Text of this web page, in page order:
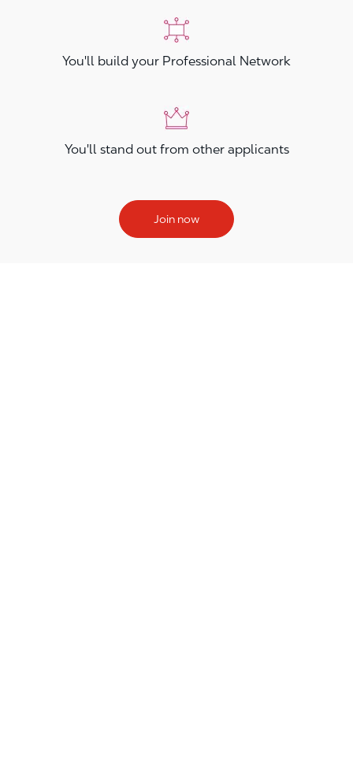
You'll build your Professional Network
You'll stand out from other applicants
Join now